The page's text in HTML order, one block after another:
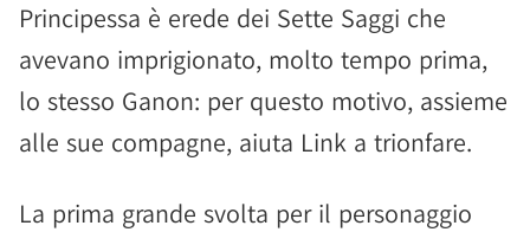
Principessa è erede dei Sette Saggi che
avevano imprigionato, molto tempo prima,
lo stesso Ganon: per questo motivo, assieme
alle sue compagne, aiuta Link a trionfare.
La prima grande svolta per il personaggio